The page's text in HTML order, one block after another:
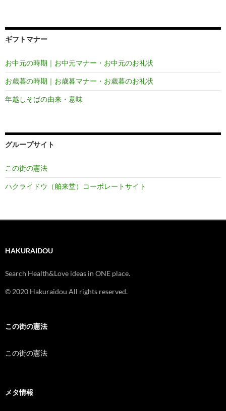
ギフトマナー
お中元の時期｜お中元マナー・お中元のお礼状
お歳暮の時期｜お歳暮マナー・お歳暮のお礼状
年越しそばの由来・意味
グループサイト
この街の憲法
ハクライドウ（舶来堂）コーポレートサイト
HAKURAIDOU
Search Health&Love ideas in ONE place.
© 2020 Hakuraidou All rights reserved.
この街の憲法
この街の憲法
メタ情報